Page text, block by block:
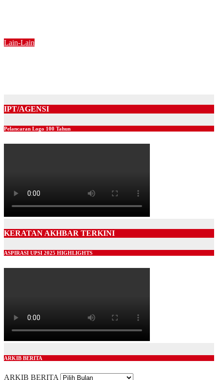
Lain-Lain
IPT/AGENSI
Pelancaran Logo 100 Tahun
KERATAN AKHBAR TERKINI
ASPIRASI UPSI 2025 HIGHLIGHTS
ARKIB BERITA
ARKIB BERITA